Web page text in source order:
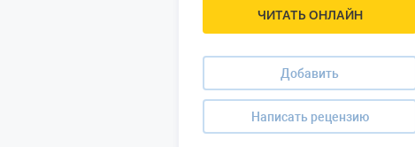
ЧИТАТЬ ОНЛАЙН
Добавить
Написать рецензию